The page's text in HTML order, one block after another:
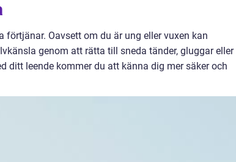
Oavsett om du är ung eller vuxen kan
genom att rätta till sneda tänder, gluggar eller
ditt leende kommer du att känna dig mer säker och